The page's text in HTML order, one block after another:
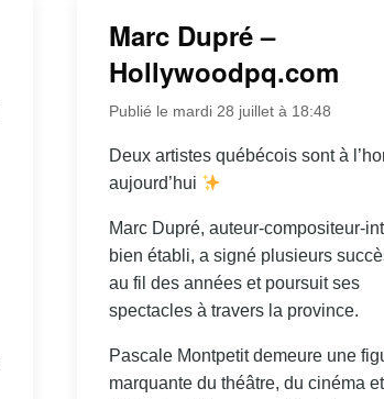
Marc Dupré –
Hollywoodpq.com
Publié le mardi 28 juillet à 18:48
Deux artistes québécois sont à
aujourd’hui
Marc Dupré, auteur-compositeur-
bien établi, a signé plusieurs
au fil des années et poursuit ses
spectacles à travers la province.
Pascale Montpetit demeure une
marquante du théâtre, du cinéma